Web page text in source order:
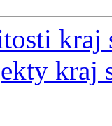
kraj
kraj